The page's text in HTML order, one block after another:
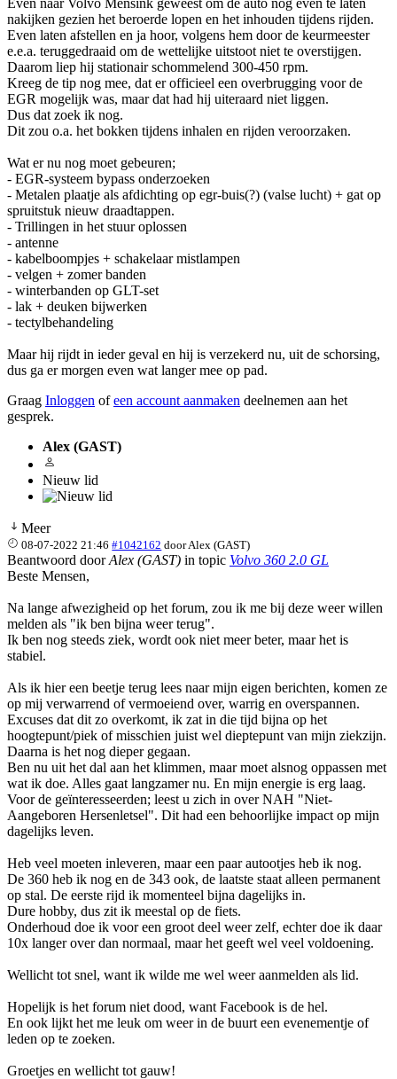
Even naar Volvo Mensink geweest om de auto nog even te laten
nakijken gezien het beroerde lopen en het inhouden tijdens rijden.
Even laten afstellen en ja hoor, volgens hem door de keurmeester
e.e.a. teruggedraaid om de wettelijke uitstoot niet te overstijgen.
Daarom liep hij stationair schommelend 300-450 rpm.
Kreeg de tip nog mee, dat er officieel een overbrugging voor de
EGR mogelijk was, maar dat had hij uiteraard niet liggen.
Dus dat zoek ik nog.
Dit zou o.a. het bokken tijdens inhalen en rijden veroorzaken.
Wat er nu nog moet gebeuren;
- EGR-systeem bypass onderzoeken
- Metalen plaatje als afdichting op egr-buis(?) (valse lucht) + gat op
spruitstuk nieuw draadtappen.
- Trillingen in het stuur oplossen
- antenne
- kabelboompjes + schakelaar mistlampen
- velgen + zomer banden
- winterbanden op GLT-set
- lak + deuken bijwerken
- tectylbehandeling
Maar hij rijdt in ieder geval en hij is verzekerd nu, uit de schorsing,
dus ga er morgen even wat langer mee op pad.
Graag Inloggen ofeen account aanmaken deelnemen aan het
gesprek.
Alex (GAST)
Nieuw lid
Meer
08-07-2022 21:46 #1042162 doorAlex (GAST)
Beantwoord doorAlex (GAST) in topic Volvo 360 2.0 GL
Beste Mensen,
Na lange afwezigheid op het forum, zou ik me bij deze weer willen
melden als "ik ben bijna weer terug".
Ik ben nog steeds ziek, wordt ook niet meer beter, maar het is
stabiel.
Als ik hier een beetje terug lees naar mijn eigen berichten, komen ze
op mij verwarrend of vermoeiend over, warrig en overspannen.
Excuses dat dit zo overkomt, ik zat in die tijd bijna op het
hoogtepunt/piek of misschien juist wel dieptepunt van mijn ziekzijn.
Daarna is het nog dieper gegaan.
Ben nu uit het dal aan het klimmen, maar moet alsnog oppassen met
wat ik doe. Alles gaat langzamer nu. En mijn energie is erg laag.
Voor de geïnteresseerden; leest u zich in over NAH "Niet-
Aangeboren Hersenletsel". Dit had een behoorlijke impact op mijn
dagelijks leven.
Heb veel moeten inleveren, maar een paar autootjes heb ik nog.
De 360 heb ik nog en de 343 ook, de laatste staat alleen permanent
op stal. De eerste rijd ik momenteel bijna dagelijks in.
Dure hobby, dus zit ik meestal op de fiets.
Onderhoud doe ik voor een groot deel weer zelf, echter doe ik daar
10x langer over dan normaal, maar het geeft wel veel voldoening.
Wellicht tot snel, want ik wilde me wel weer aanmelden als lid.
Hopelijk is het forum niet dood, want Facebook is de hel.
En ook lijkt het me leuk om weer in de buurt een evenementje of
leden op te zoeken.
Groetjes en wellicht tot gauw!